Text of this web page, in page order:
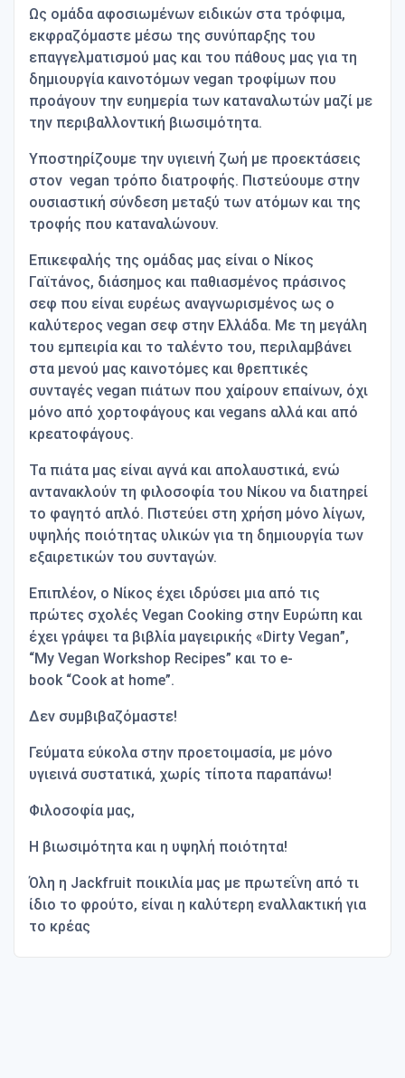
Ως ομάδα αφοσιωμένων ειδικών στα τρόφιμα,
εκφραζόμαστε μέσω της συνύπαρξης του
επαγγελματισμού μας και του πάθους μας για τη
δημιουργία καινοτόμων vegan τροφίμων που
προάγουν την ευημερία των καταναλωτών μαζί με
την περιβαλλοντική βιωσιμότητα.
Υποστηρίζουμε την υγιεινή ζωή με προεκτάσεις
στον vegan τρόπο διατροφής. Πιστεύουμε στην
ουσιαστική σύνδεση μεταξύ των ατόμων και της
τροφής που καταναλώνουν.
Επικεφαλής της ομάδας μας είναι ο Νίκος
Γαϊτάνος, διάσημος και παθιασμένος πράσινος
σεφ που είναι ευρέως αναγνωρισμένος ως ο
καλύτερος vegan σεφ στην Ελλάδα. Με τη μεγάλη
του εμπειρία και το ταλέντο του, περιλαμβάνει
στα μενού μας καινοτόμες και θρεπτικές
συνταγές vegan πιάτων που χαίρουν επαίνων, όχι
μόνο από χορτοφάγους και vegans αλλά και από
κρεατοφάγους.
Τα πιάτα μας είναι αγνά και απολαυστικά, ενώ
αντανακλούν τη φιλοσοφία του Νίκου να διατηρεί
το φαγητό απλό. Πιστεύει στη χρήση μόνο λίγων,
υψηλής ποιότητας υλικών για τη δημιουργία των
εξαιρετικών του συνταγών.
Επιπλέον, ο Νίκος έχει ιδρύσει μια από τις
πρώτες σχολές Vegan Cooking στην Ευρώπη και
έχει γράψει τα βιβλία μαγειρικής «Dirty Vegan”,
“My Vegan Workshop Recipes” και το e-
book “Cook at home”.
Δεν συμβιβαζόμαστε!
Γεύματα εύκολα στην προετοιμασία, με μόνο
υγιεινά συστατικά, χωρίς τίποτα παραπάνω!
Φιλοσοφία μας,
H βιωσιμότητα και η υψηλή ποιότητα!
Όλη η Jackfruit ποικιλία μας με πρωτεΐνη από τι
ίδιο το φρούτο, είναι η καλύτερη εναλλακτική για
το κρέας